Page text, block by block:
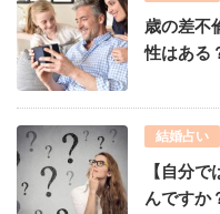
歳の差不
性はある
結婚占い
【自分
んですか